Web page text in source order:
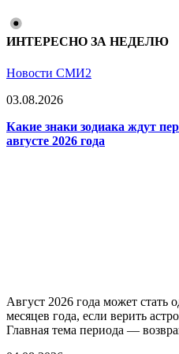
ИНТЕРЕСНО ЗА НЕДЕЛЮ
Новости СМИ2
03.08.2026
Какие знаки зодиака ждут
августе 2026 года
Август 2026 года может
месяцев года, если верить
Главная тема периода —